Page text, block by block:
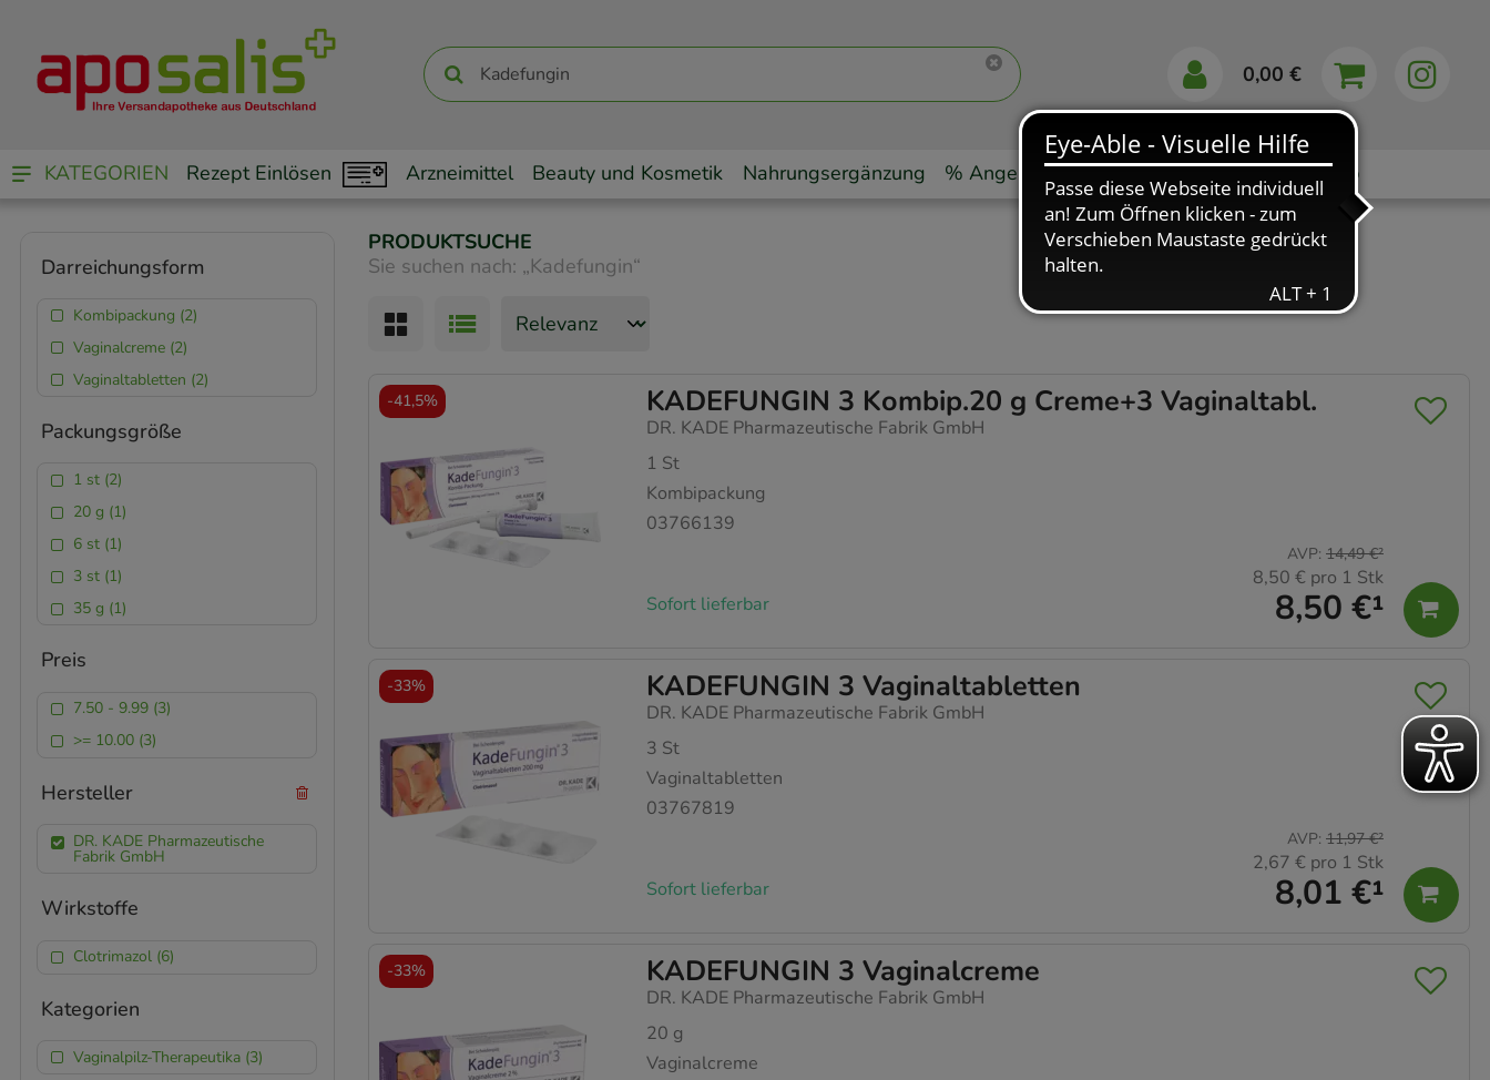
0,00 €
KATEGORIEN Rezept Einlösen Arzneimittel Beauty und Kosmetik Nahrungsergänzung % Angebote Markenshops Ratgeber App
PRODUKTSUCHE
Sie suchen nach: „Kadefungin“
KADEFUNGIN 3 Kombip.20 g Creme+3 Vaginaltabl.
DR. KADE Pharmazeutische Fabrik GmbH
1 St
Kombipackung
03766139
Sofort lieferbar 8,50 €¹
AVP: 14,49 €²
8,50 € pro 1 Stk
-41,5%
KADEFUNGIN 3 Vaginaltabletten
DR. KADE Pharmazeutische Fabrik GmbH
3 St
Vaginaltabletten
03767819
Sofort lieferbar 8,01 €¹
AVP: 11,97 €²
2,67 € pro 1 Stk
-33%
KADEFUNGIN 3 Vaginalcreme
DR. KADE Pharmazeutische Fabrik GmbH
20 g
Vaginalcreme
-33%
Darreichungsform
Kombipackung (2)
Vaginalcreme (2)
Vaginaltabletten (2)
Packungsgröße
1 st (2)
20 g (1)
6 st (1)
3 st (1)
35 g (1)
Preis
7.50 - 9.99 (3)
>= 10.00 (3)
Hersteller
DR. KADE Pharmazeutische
Fabrik GmbH
Wirkstoffe
Clotrimazol (6)
Kategorien
Vaginalpilz-Therapeutika (3)